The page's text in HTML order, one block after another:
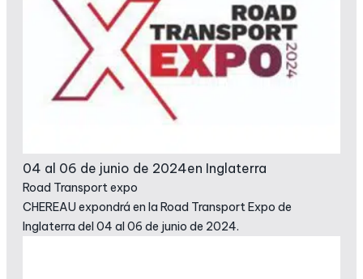
04 al 06 de junio de 2024en Inglaterra
Road Transport expo
CHEREAU expondrá en la Road Transport Expo de
Inglaterra del 04 al 06 de junio de 2024.